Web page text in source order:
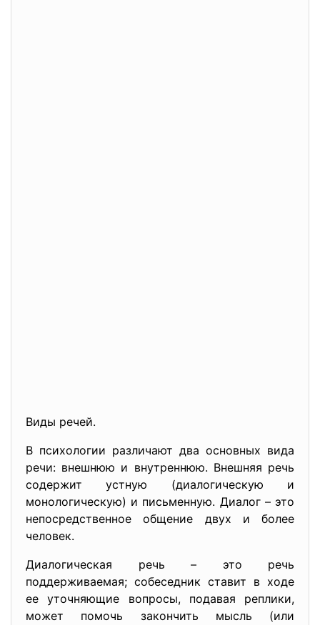
Виды речей.
В психологии различают два основных вида
речи: внешнюю и внутреннюю. Внешняя речь
содержит устную (диалогическую и
монологическую) и письменную. Диалог – это
непосредственное общение двух и более
человек.
Диалогическая речь – это речь
поддерживаемая; собеседник ставит в ходе
ее уточняющие вопросы, подавая реплики,
может помочь закончить мысль (или